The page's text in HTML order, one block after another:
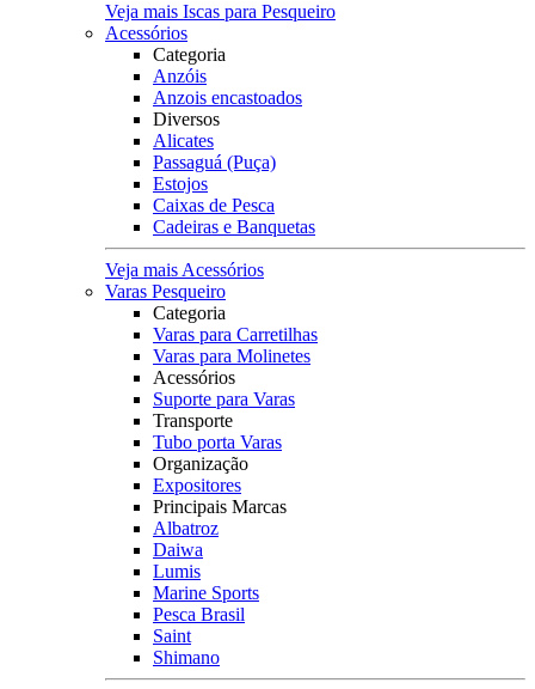
Veja mais Iscas para Pesqueiro
Acessórios
Categoria
Anzóis
Anzois encastoados
Diversos
Alicates
Passaguá (Puça)
Estojos
Caixas de Pesca
Cadeiras e Banquetas
Veja mais Acessórios
Varas Pesqueiro
Categoria
Varas para Carretilhas
Varas para Molinetes
Acessórios
Suporte para Varas
Transporte
Tubo porta Varas
Organização
Expositores
Principais Marcas
Albatroz
Daiwa
Lumis
Marine Sports
Pesca Brasil
Saint
Shimano